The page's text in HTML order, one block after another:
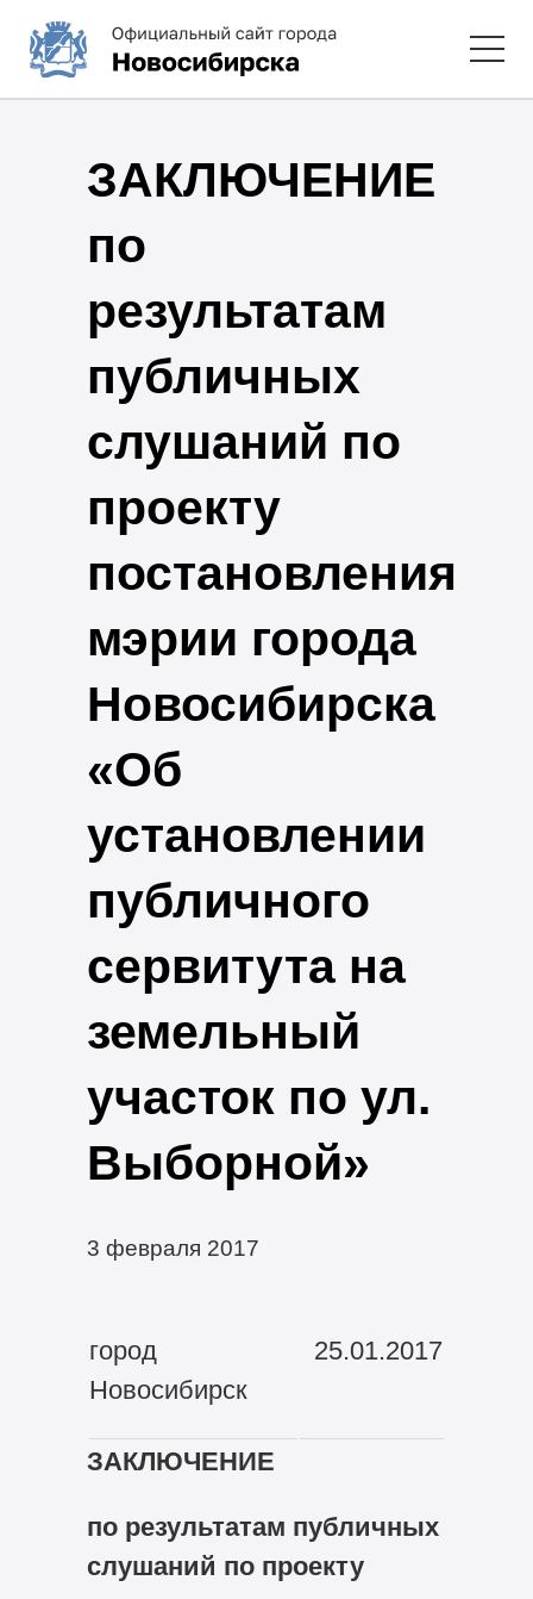
ЗАКЛЮЧЕНИЕ
по
результатам
публичных
слушаний по
проекту
постановления
мэрии города
Новосибирска
«Об
установлении
публичного
сервитута на
земельный
участок по ул.
Выборной»
3 февраля 2017
город
Новосибирск
25.01.2017
ЗАКЛЮЧЕНИЕ
по результатам публичных
слушаний по проекту